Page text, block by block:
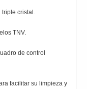
triple cristal.
TNV.
de control
facilitar su limpieza y